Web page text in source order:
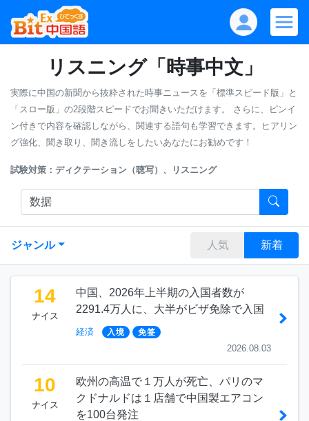
リスニング「時事中文」
実際に中国の新聞から抜粋された時事ニュースを「標準スピード版」と
「スロー版」の2段階スピードでお聞きいただけます。
さらに、ピンイ
ン付きで内容を確認しながら、関連する語句も学習できます。ヒアリン
グ強化、聞き取り、聞き流しをしたいあなたにお勧めです！
試験対策：ディクテーション（聴写）、リスニング
ジャンル 人気 新着
14
ナイス
中国、2026年上半期の入国者数が
2291.4万人に、大半がビザ免除で入国
経済 入境 免签
2026.08.03
10
ナイス
欧州の高温で１万人が死亡、パリのマ
クドナルドは１店舗で中国製エアコン
を100台発注